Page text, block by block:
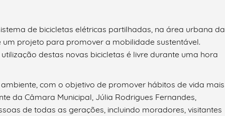
de bicicletas elétricas partilhadas, na área urbana da
um projeto para promover a mobilidade sustentável.
destas novas bicicletas é livre durante uma hora
com o objetivo de promover hábitos de vida mais
da Câmara Municipal, Júlia Rodrigues Fernandes,
de todas as gerações, incluindo moradores, visitantes